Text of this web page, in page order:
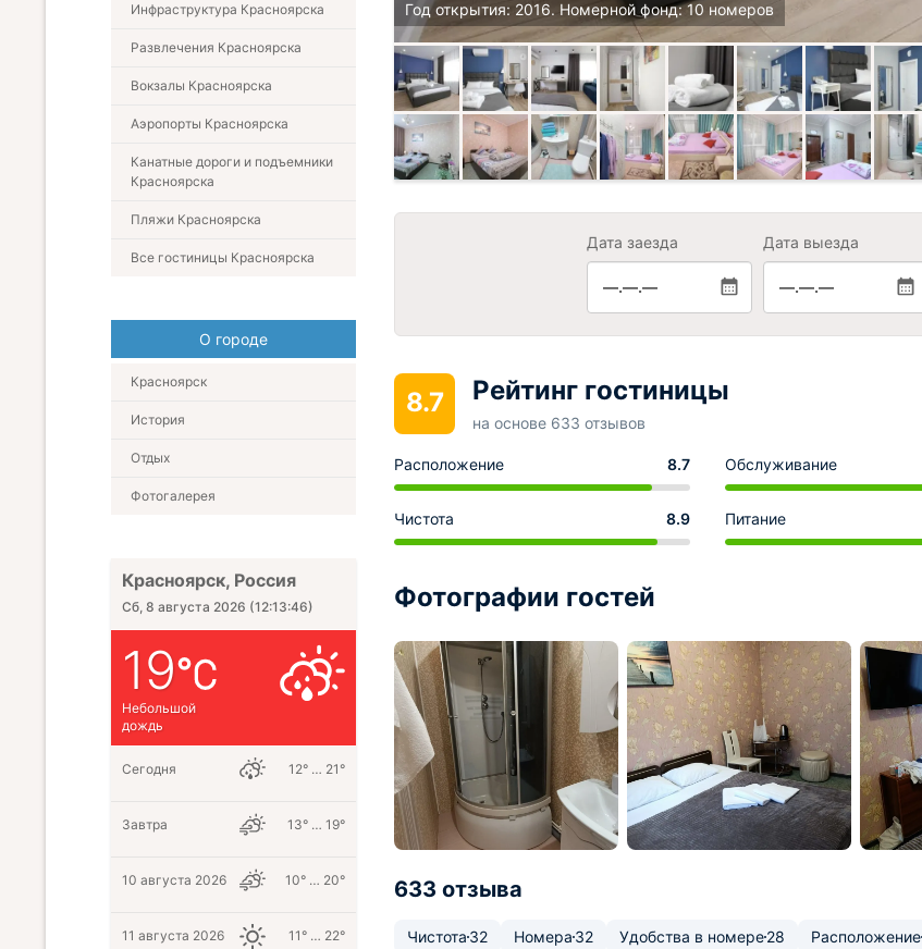
Год открытия: 2016. Номерной фонд: 10 номеров
Дата заезда
—.—.—
Дата выезда
—.—.—
8.7 Рейтинг гостиницы
на основе 633 отзывов
Расположение 8.7 Обслуживание
Чистота 8.9 Питание
Фотографии гостей
633 отзыва
Чистота 32 Номера 32 Удобства в номере28 Расположение
Инфраструктура Красноярска
Развлечения Красноярска
Вокзалы Красноярска
Аэропорты Красноярска
Канатные дороги и подъемники
Красноярска
Пляжи Красноярска
Все гостиницы Красноярска
О городе
Красноярск
История
Отдых
Фотогалерея
Красноярск, Россия
Сб, 8 августа 2026 (12:13:48)
19
Небольшой
дождь
Сегодня 12° … 21°
Завтра 13° … 19°
10 августа 2026 10° … 20°
11 августа 2026 11° … 22°